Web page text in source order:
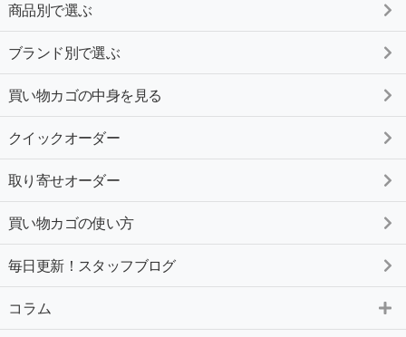
商品別で選ぶ
ブランド別で選ぶ
買い物カゴの中身を見る
クイックオーダー
取り寄せオーダー
買い物カゴの使い方
毎日更新！スタッフブログ
コラム